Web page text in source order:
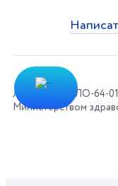
Лицензия № ЛО-64-01-
Министерством